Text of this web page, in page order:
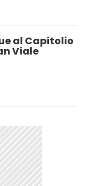
al Capitolio
Viale